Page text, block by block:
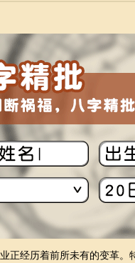
正经历着前所未有的变革